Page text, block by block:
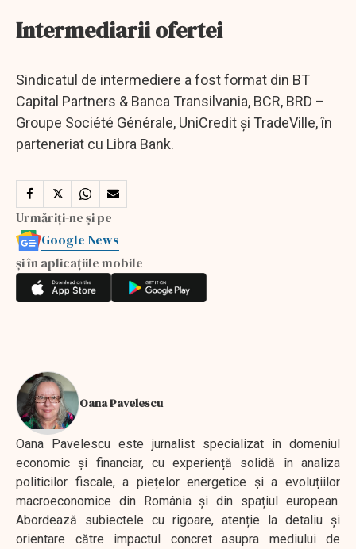
Intermediarii ofertei
Sindicatul de intermediere a fost format din BT
Capital Partners & Banca Transilvania, BCR, BRD –
Groupe Société Générale, UniCredit și TradeVille, în
parteneriat cu Libra Bank.
Urmăriți-ne și pe
Google News
și în aplicațiile mobile
Oana Pavelescu
Oana Pavelescu este jurnalist specializat în domeniul
economic și financiar, cu experiență solidă în analiza
politicilor fiscale, a piețelor energetice și a evoluțiilor
macroeconomice din România și din spațiul european.
Abordează subiectele cu rigoare, atenție la detaliu și
orientare către impactul concret asupra mediului de